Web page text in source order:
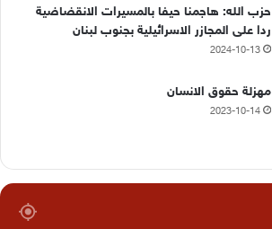
حزب الله: هاجمنا حيفا بالمسيرات الانقضاضية
ردا على المجازر الاسرائيلية بجنوب لبنان
2024-10-13
مهزلة حقوق الانسان
2023-10-14